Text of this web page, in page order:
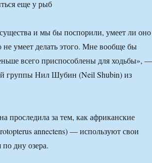
и мы бы поспорили, умеет ли оно
не умеет делать этого. Мне вообще бы
всего приспособлены для ходьбы», —
группы Нил Шубин (Neil Shubin) из
проследила за тем, как африканские
annectens) — используют свои
дну озера.